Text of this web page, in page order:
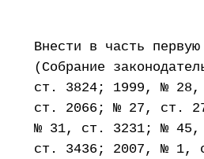
Внести в часть
(Собрание
ст. 3824; 1999, №
ст. 2066; № 27, ст.
№ 31, ст. 3231; № 45,
ст. 3436; 2007, № 1,